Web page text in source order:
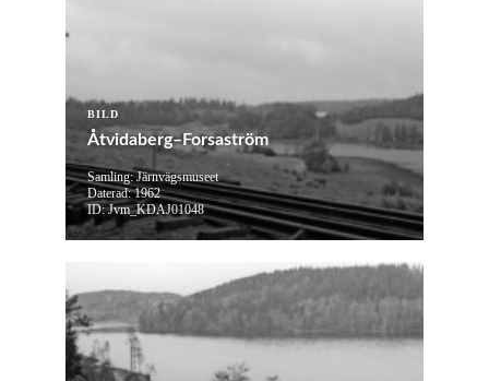
BILD
Åtvidaberg–Forsaström
Samling: Järnvägsmuseet
Daterad: 1962
ID: Jvm_KDAJ01048